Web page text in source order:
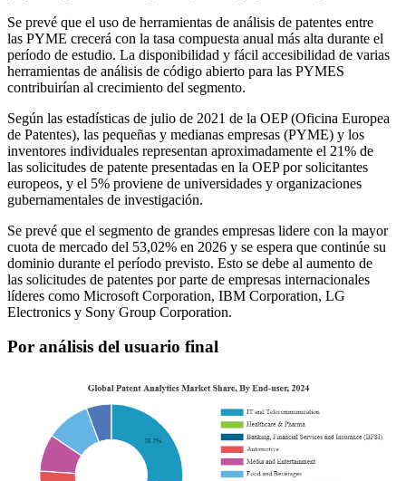
Se prevé que el uso de herramientas de análisis de patentes entre
las PYME crecerá con la tasa compuesta anual más alta durante el
período de estudio. La disponibilidad y fácil accesibilidad de varias
herramientas de análisis de código abierto para las PYMES
contribuirían al crecimiento del segmento.
Según las estadísticas de julio de 2021 de la OEP (Oficina Europea
de Patentes), las pequeñas y medianas empresas (PYME) y los
inventores individuales representan aproximadamente el 21% de
las solicitudes de patente presentadas en la OEP por solicitantes
europeos, y el 5% proviene de universidades y organizaciones
gubernamentales de investigación.
Se prevé que el segmento de grandes empresas lidere con la mayor
cuota de mercado del 53,02% en 2026 y se espera que continúe su
dominio durante el período previsto. Esto se debe al aumento de
las solicitudes de patentes por parte de empresas internacionales
líderes como Microsoft Corporation, IBM Corporation, LG
Electronics y Sony Group Corporation.
Por análisis del usuario final